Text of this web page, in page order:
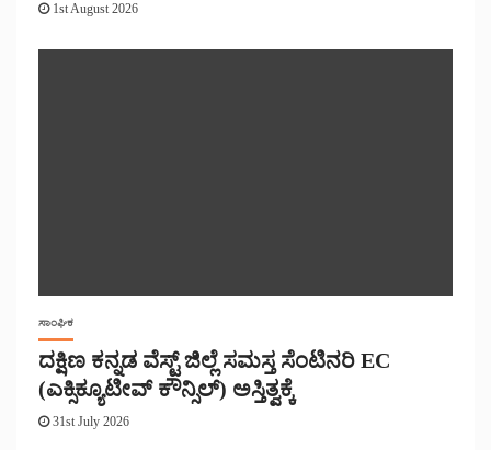
1st August 2026
ಸಾಂಘಿಕ
ದಕ್ಷಿಣ ಕನ್ನಡ ವೆಸ್ಟ್ ಜಿಲ್ಲೆ ಸಮಸ್ತ ಸೆಂಟಿನರಿ EC
(ಎಕ್ಸಿಕ್ಯೂಟೀವ್ ಕೌನ್ಸಿಲ್) ಅಸ್ತಿತ್ವಕ್ಕೆ
31st July 2026